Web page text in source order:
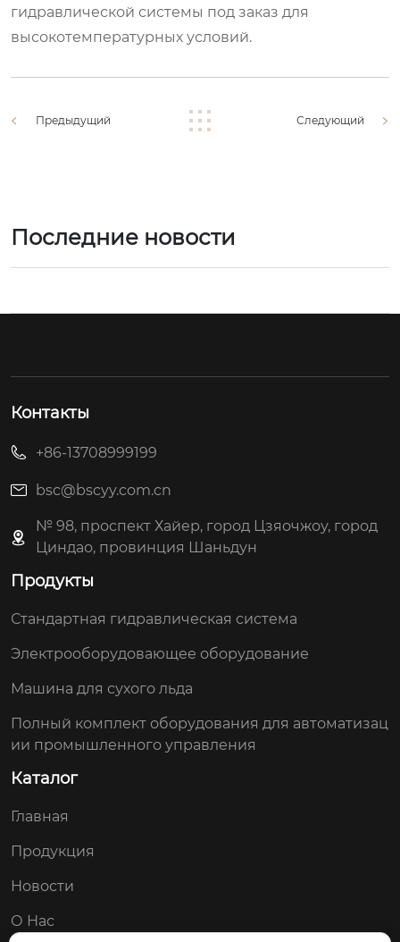
гидравлической системы под заказ для
высокотемпературных условий.
Предыдущий Следующий
Последние новости
Контакты
+86-13708999199
bsc@bscyy.com.cn
№ 98, проспект Хайер, город Цзяочжоу, город
Циндао, провинция Шаньдун
Продукты
Стандартная гидравлическая система
Электрооборудовающее оборудование
Машина для сухого льда
Полный комплект оборудования для автоматизац
ии промышленного управления
Каталог
Главная
Продукция
Новости
О Нас